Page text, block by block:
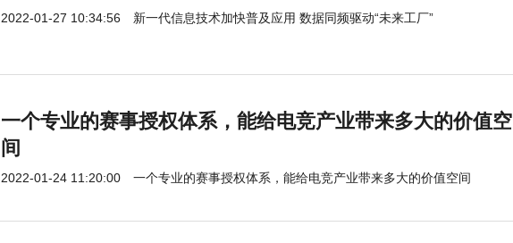
2022-01-27 10:34:56 新一代信息技术加快普及应用 数据同频驱动“未来工厂”
一个专业的赛事授权体系，能给电竞产业带来多大的价值空
间
2022-01-24 11:20:00 一个专业的赛事授权体系，能给电竞产业带来多大的价值空间